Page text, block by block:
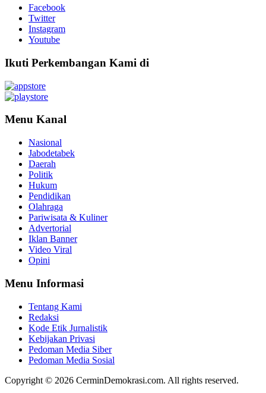
Facebook
Twitter
Instagram
Youtube
Ikuti Perkembangan Kami di
Menu Kanal
Nasional
Jabodetabek
Daerah
Politik
Hukum
Pendidikan
Olahraga
Pariwisata & Kuliner
Advertorial
Iklan Banner
Video Viral
Opini
Menu Informasi
Tentang Kami
Redaksi
Kode Etik Jurnalistik
Kebijakan Privasi
Pedoman Media Siber
Pedoman Media Sosial
Copyright © 2026 CerminDemokrasi.com. All rights reserved.